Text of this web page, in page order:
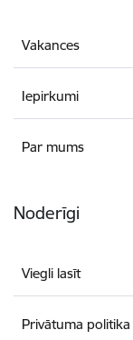
Vakances
Iepirkumi
Par mums
Noderīgi
Viegli lasīt
Privātuma politika